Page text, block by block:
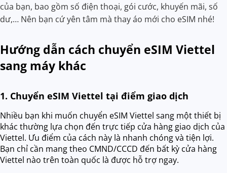
của bạn, bao gồm số điện thoại, gói cước, khuyến mãi, số
dư,… Nên bạn cứ yên tâm mà thay áo mới cho eSIM nhé!
Hướng dẫn cách chuyển eSIM Viettel
sang máy khác
1. Chuyển eSIM Viettel tại điểm giao dịch
Nhiều bạn khi muốn chuyển eSIM Viettel sang một thiết bị
khác thường lựa chọn đến trực tiếp cửa hàng giao dịch của
Viettel. Ưu điểm của cách này là nhanh chóng và tiện lợi.
Bạn chỉ cần mang theo CMND/CCCD đến bất kỳ cửa hàng
Viettel nào trên toàn quốc là được hỗ trợ ngay.